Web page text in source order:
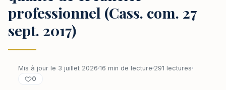
professionnel (Cass. com. 27
sept. 2017)
Mis à jour le 3 juillet 2026 16 min de lecture 291 lectures
0